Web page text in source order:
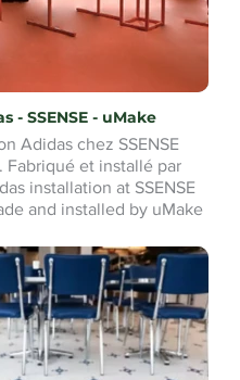
- SSENSE - uMake
Adidas chez SSENSE
Fabriqué et installé par
installation at SSENSE
and installed by uMake